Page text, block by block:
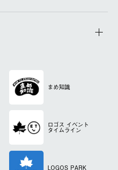
まめ知識
ロゴス イベント
タイムライン
LOGOS PARK